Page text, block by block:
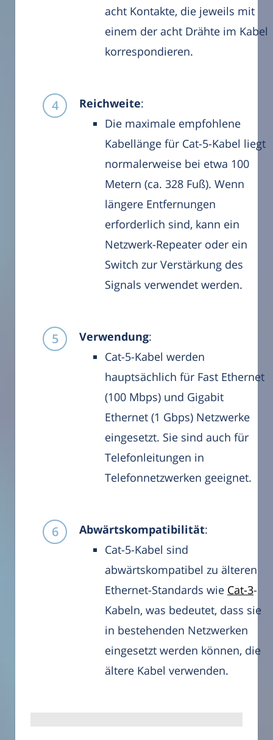
acht Kontakte, die jeweils mit
einem der acht Drähte im Kabel
korrespondieren.
Reichweite:
Die maximale empfohlene
Kabellänge für Cat-5-Kabel liegt
normalerweise bei etwa 100
Metern (ca. 328 Fuß). Wenn
längere Entfernungen
erforderlich sind, kann ein
Netzwerk-Repeater oder ein
Switch zur Verstärkung des
Signals verwendet werden.
Verwendung:
Cat-5-Kabel werden
hauptsächlich für Fast Ethernet
(100 Mbps) und Gigabit
Ethernet (1 Gbps) Netzwerke
eingesetzt. Sie sind auch für
Telefonleitungen in
Telefonnetzwerken geeignet.
Abwärtskompatibilität:
Cat-5-Kabel sind
abwärtskompatibel zu älteren
Ethernet-Standards wie Cat-3-
Kabeln, was bedeutet, dass sie
in bestehenden Netzwerken
eingesetzt werden können, die
ältere Kabel verwenden.